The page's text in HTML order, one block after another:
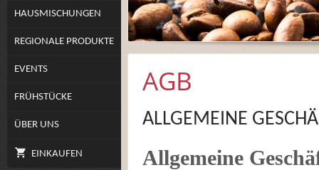
HAUSMISCHUNGEN
REGIONALE PRODUKTE
EVENTS
FRÜHSTÜCKE
ÜBER UNS
EINKAUFEN
AGB
ALLGEMEINE
Allgemeine